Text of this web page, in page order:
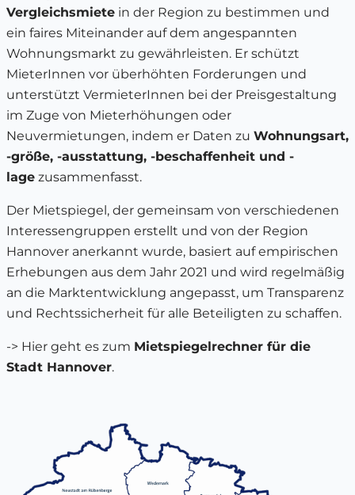
Vergleichsmiete in der Region zu bestimmen und
ein faires Miteinander auf dem angespannten
Wohnungsmarkt zu gewährleisten. Er schützt
MieterInnen vor überhöhten Forderungen und
unterstützt VermieterInnen bei der Preisgestaltung
im Zuge von Mieterhöhungen oder
Neuvermietungen, indem er Daten zu Wohnungsart,
-größe, -ausstattung, -beschaffenheit und -
lage zusammenfasst.
Der Mietspiegel, der gemeinsam von verschiedenen
Interessengruppen erstellt und von der Region
Hannover anerkannt wurde, basiert auf empirischen
Erhebungen aus dem Jahr 2021 und wird regelmäßig
an die Marktentwicklung angepasst, um Transparenz
und Rechtssicherheit für alle Beteiligten zu schaffen.
-> Hier geht es zum Mietspiegelrechner für die
Stadt Hannover.